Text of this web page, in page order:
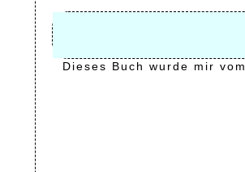
Dieses Buch wurde mir vom